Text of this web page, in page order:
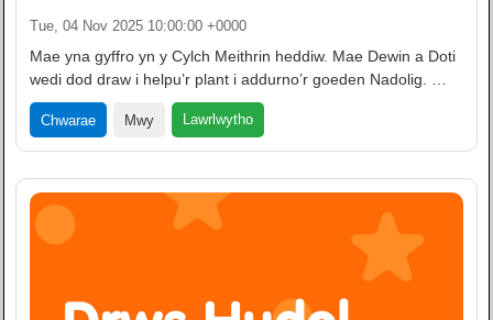
Tue, 04 Nov 2025 10:00:00 +0000
Mae yna gyffro yn y Cylch Meithrin heddiw. Mae Dewin a Doti
wedi dod draw i helpu’r plant i addurno’r goeden Nadolig. …
Chwarae Mwy Lawrlwytho